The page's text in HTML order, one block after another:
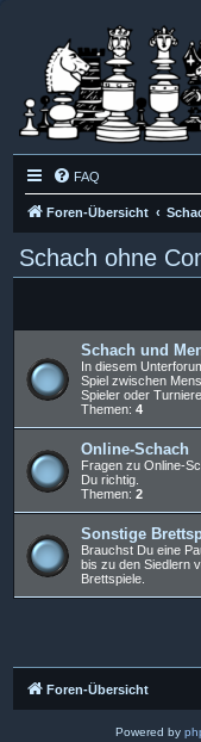
FAQ
Foren-Übersicht
Schach ohne
Schach und
In diesem
Spiel zwischen
Spieler oder
Themen: 4
Online-Schach
Fragen zu Online-
Du richtig.
Themen: 2
Sonstige
Brauchst Du eine
bis zu den Siedlern
Brettspiele.
Foren-Übersicht
Powered by